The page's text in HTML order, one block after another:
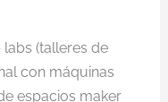
(talleres de
con máquinas
espacios maker